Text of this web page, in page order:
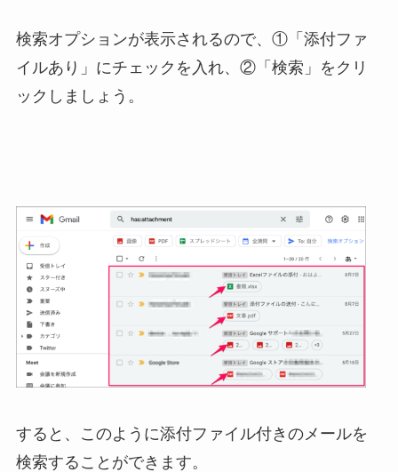
検索オプションが表示されるので、①「添付ファ
イルあり」にチェックを入れ、②「検索」をクリ
ックしましょう。
すると、このように添付ファイル付きのメールを
検索することができます。